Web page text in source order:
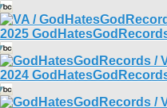
2025
2024